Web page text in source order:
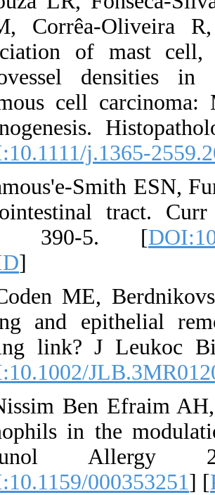
MVM,
Association
squamous
[DOI:10.1111/
9. Lamous'e-
8(5):
10. Coden
healing and
missing link?
[DOI:10.1002/
11. Nissim
eosinophils in
[DOI:10.1159/